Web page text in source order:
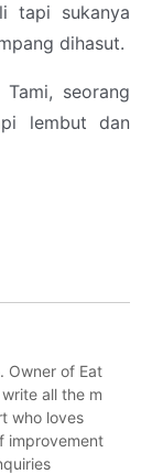
tapi sukanya
dihasut.
seorang
lembut dan
Owner of Eat
all the m
who loves
improvement